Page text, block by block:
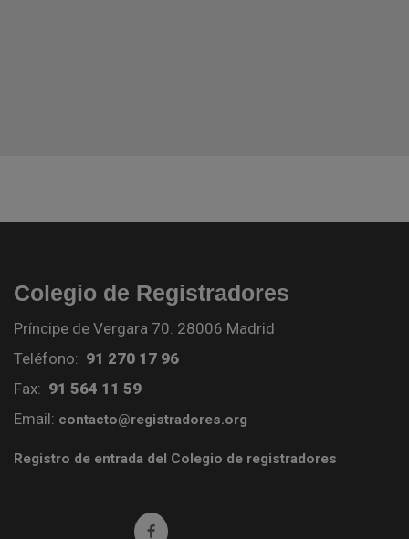
Colegio de Registradores
Príncipe de Vergara 70. 28006 Madrid
Teléfono: 91 270 17 96
Fax: 91 564 11 59
Email: contacto@registradores.org
Registro de entrada del Colegio de registradores
Ir a facebook (abre en ventana nueva)